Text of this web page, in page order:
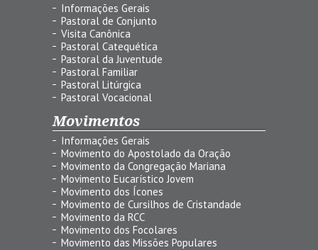
Informações Gerais
Pastoral de Conjunto
Visita Canônica
Pastoral Catequética
Pastoral da Juventude
Pastoral Familiar
Pastoral Litúrgica
Pastoral Vocacional
Movimentos
Informações Gerais
Movimento do Apostolado da Oração
Movimento da Congregação Mariana
Movimento Eucarístico Jovem
Movimento dos Ícones
Movimento de Cursilhos de Cristandade
Movimento da RCC
Movimento dos Focolares
Movimento das Missões Populares